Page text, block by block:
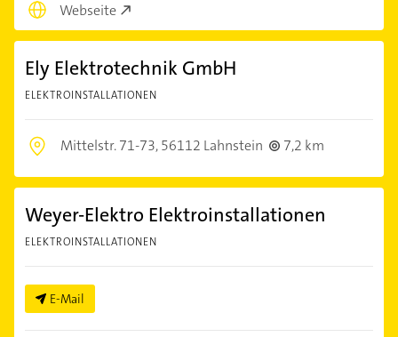
Webseite
Ely Elektrotechnik GmbH
ELEKTROINSTALLATIONEN
Mittelstr. 71-73,56112 Lahnstein 7,2 km
Weyer-Elektro Elektroinstallationen
ELEKTROINSTALLATIONEN
E-Mail